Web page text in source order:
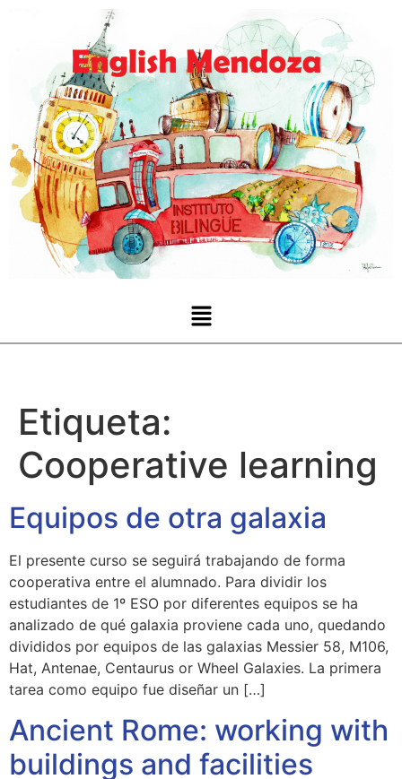
Etiqueta:
Cooperative learning
Equipos de otra galaxia
El presente curso se seguirá trabajando de forma
cooperativa entre el alumnado. Para dividir los
estudiantes de 1º ESO por diferentes equipos se ha
analizado de qué galaxia proviene cada uno, quedando
divididos por equipos de las galaxias Messier 58, M106,
Hat, Antenae, Centaurus or Wheel Galaxies. La primera
tarea como equipo fue diseñar un […]
Ancient Rome: working with
buildings and facilities